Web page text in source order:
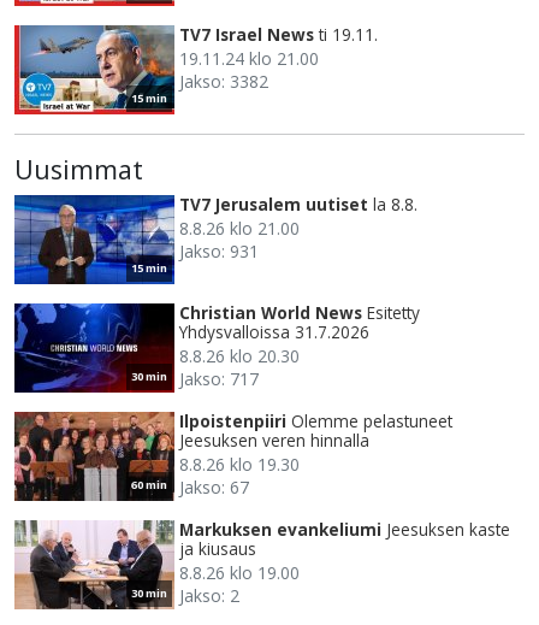
15 min
TV7 Israel News ti 19.11.
19.11.24 klo 21.00
Jakso: 3382
Uusimmat
15 min
TV7 Jerusalem uutiset la 8.8.
8.8.26 klo 21.00
Jakso: 931
30 min
Christian World News Esitetty
Yhdysvalloissa 31.7.2026
8.8.26 klo 20.30
Jakso: 717
60 min
Ilpoistenpiiri Olemme pelastuneet
Jeesuksen veren hinnalla
8.8.26 klo 19.30
Jakso: 67
30 min
Markuksen evankeliumi Jeesuksen kaste
ja kiusaus
8.8.26 klo 19.00
Jakso: 2